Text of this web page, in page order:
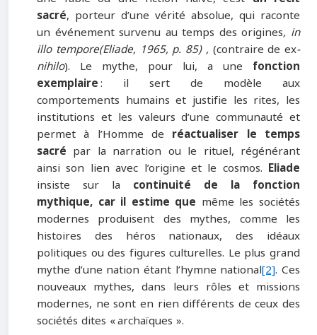
sacré, porteur d’une vérité absolue, qui raconte
un événement survenu au temps des origines, in
illo tempore(Eliade, 1965, p. 85) ,(contraire de ex-
nihilo). Le mythe, pour lui, a une fonction
exemplaire: il sert de modèle aux
comportements humains et justifie les rites, les
institutions et les valeurs d’une communauté et
permet à l’Homme de réactualiser le temps
sacré par la narration ou le rituel, régénérant
ainsi son lien avec l’origine et le cosmos. Eliade
insiste sur la continuité de la fonction
mythique, car il estime que même les sociétés
modernes produisent des mythes, comme les
histoires des héros nationaux, des idéaux
politiques ou des figures culturelles. Le plus grand
mythe d’une nation étant l’hymne national[2]. Ces
nouveaux mythes, dans leurs rôles et missions
modernes, ne sont en rien différents de ceux des
sociétés dites « archaïques ».